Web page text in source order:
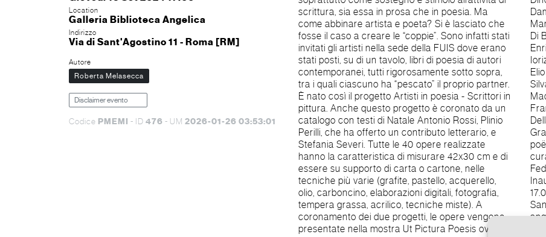
Location
Galleria Biblioteca Angelica
Indirizzo
Via di Sant'Agostino 11 - Roma [RM]
Autore
Roberta Melasecca
Disclaimer evento
Codice PMEMI - ID 476 - UM 2026-01-26 03:53:01
scrittura, sia essa in prosa che in poesia. Ma
come abbinare artista e poeta? Si è lasciato che
fosse il caso a creare le “coppie”. Sono infatti stati
invitati gli artisti nella sede della FUIS dove erano
stati posti, su di un tavolo, libri di poesia di autori
contemporanei, tutti rigorosamente sotto sopra,
tra i quali ciascuno ha “pescato” il proprio partner.
È nato così il progetto Artisti in poesia - Scrittori in
pittura. Anche questo progetto è coronato da un
catalogo con testi di Natale Antonio Rossi, Plinio
Perilli, che ha offerto un contributo letterario, e
Stefania Severi. Tutte le 40 opere realizzate
hanno la caratteristica di misurare 42x30 cm e di
essere su supporto di carta o cartone, nelle
tecniche più varie (grafite, pastello, acquerello,
olio, carboncino, elaborazioni digitali, fotografia,
tempera grassa, acrilico, tecniche miste). A
coronamento dei due progetti, le opere vengono
presentate nella mostra Ut Pictura Poesis ovvero
Damiani / Daniela Sacchi; Carolina De Cecco /
Marzia Spinelli; Venera Finocchiaro / Anna Maria
Di Brina; Giorgio Fiume / Francesca Di Castro;
Enrico Grasso / Franco Campegiani; Michelino
Iorizzo / Francesco Terrone; Antonella Iovinella /
Elio Pecora; Gianleonardo Latini / Marco Onofrio;
Silvana Leonardi / Salvatore Rondello; Sergio
Macchioli / Antonietta Tiberia: Mauro Molinari /
Francesco Varano; John David O’Brien / Cinzia
Della Ciana; Mabi Sanna / Raffaello Utzeri; Maria
Grazia Tata / Roberto Croce. INFO Ut pictura
poësis Collettiva d’arte contemporanea A
cura di Stefania Severi Promossa da FUIS
Federazione Unitaria Italiana Scrittori
Inaugurazione giovedì 19 settembre 2024 ore
17.00 Galleria Biblioteca Angelica Via di
Sant’Agostino 11 - Roma + 39 066840801 - b-
ange@beniculturali.it
wwww.bibliotecaangelica.beniculturali.it Fino al 25